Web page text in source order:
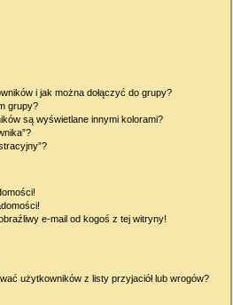
i jak można dołączyć do grupy?
grupy?
są wyświetlane innymi kolorami?
e-mail od kogoś z tej witryny!
użytkowników z listy przyjaciół lub wrogów?